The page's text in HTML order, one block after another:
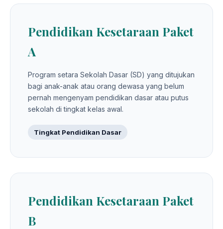
Pendidikan Kesetaraan Paket
A
Program setara Sekolah Dasar (SD) yang ditujukan
bagi anak-anak atau orang dewasa yang belum
pernah mengenyam pendidikan dasar atau putus
sekolah di tingkat kelas awal.
Tingkat Pendidikan Dasar
Pendidikan Kesetaraan Paket
B